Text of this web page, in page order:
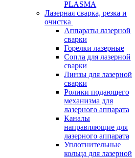
PLASMA
Лазерная сварка, резка и
очистка
Аппараты лазерной
сварки
Горелки лазерные
Сопла для лазерной
сварки
Линзы для лазерной
сварки
Ролики подающего
механизма для
лазерного аппарата
Каналы
направляющие для
лазерного аппарата
Уплотнительные
кольца для лазерной